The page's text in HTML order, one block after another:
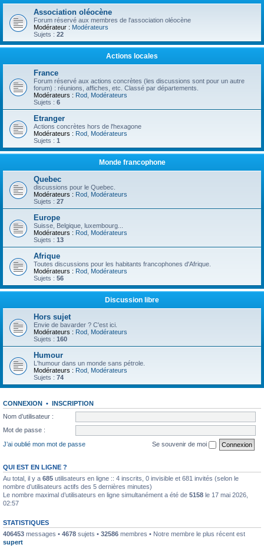
Association oléocène
Forum réservé aux membres de l'association oléocène
Modérateur : Modérateurs
Sujets : 22
Actions locales
France
Forum réservé aux actions concrètes (les discussions sont pour un autre
forum) : réunions, affiches, etc. Classé par départements.
Modérateurs : Rod Modérateurs
Sujets : 6
Etranger
Actions concrètes hors de l'hexagone
Modérateurs : Rod Modérateurs
Sujets : 1
Monde francophone
Quebec
discussions pour le Quebec.
Modérateurs : Rod Modérateurs
Sujets : 27
Europe
Suisse, Belgique, luxembourg...
Modérateurs : Rod Modérateurs
Sujets : 13
Afrique
Toutes discussions pour les habitants francophones d'Afrique.
Modérateurs : Rod Modérateurs
Sujets : 56
Discussion libre
Hors sujet
Envie de bavarder ? C'est ici.
Modérateurs : Rod Modérateurs
Sujets : 160
Humour
L'humour dans un monde sans pétrole.
Modérateurs : Rod Modérateurs
Sujets : 74
CONNEXION • INSCRIPTION
Nom d’utilisateur :
Mot de passe :
J’ai oublié mon mot de passe
Se souvenir de moi
QUI EST EN LIGNE ?
Au total, il y a 685 utilisateurs en ligne :: 4 inscrits, 0 invisible et 681 invités (selon le
nombre d’utilisateurs actifs des 5 dernières minutes)
Le nombre maximal d’utilisateurs en ligne simultanément a été de 5158 le 17 mai 2026,
02:57
STATISTIQUES
406453 messages • 4678 sujets • 32586 membres • Notre membre le plus récent est
supert